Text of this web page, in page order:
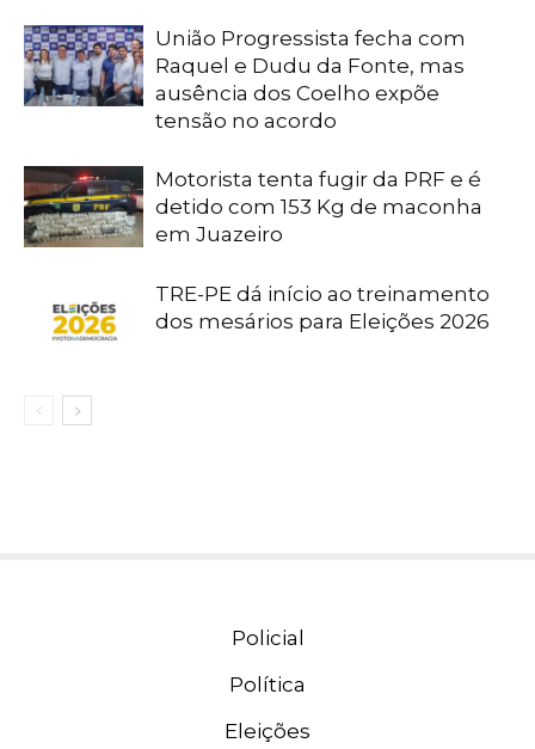
União Progressista fecha com
Raquel e Dudu da Fonte, mas
ausência dos Coelho expõe
tensão no acordo
Motorista tenta fugir da PRF e é
detido com 153 Kg de maconha
em Juazeiro
TRE-PE dá início ao treinamento
dos mesários para Eleições 2026
Policial
Política
Eleições